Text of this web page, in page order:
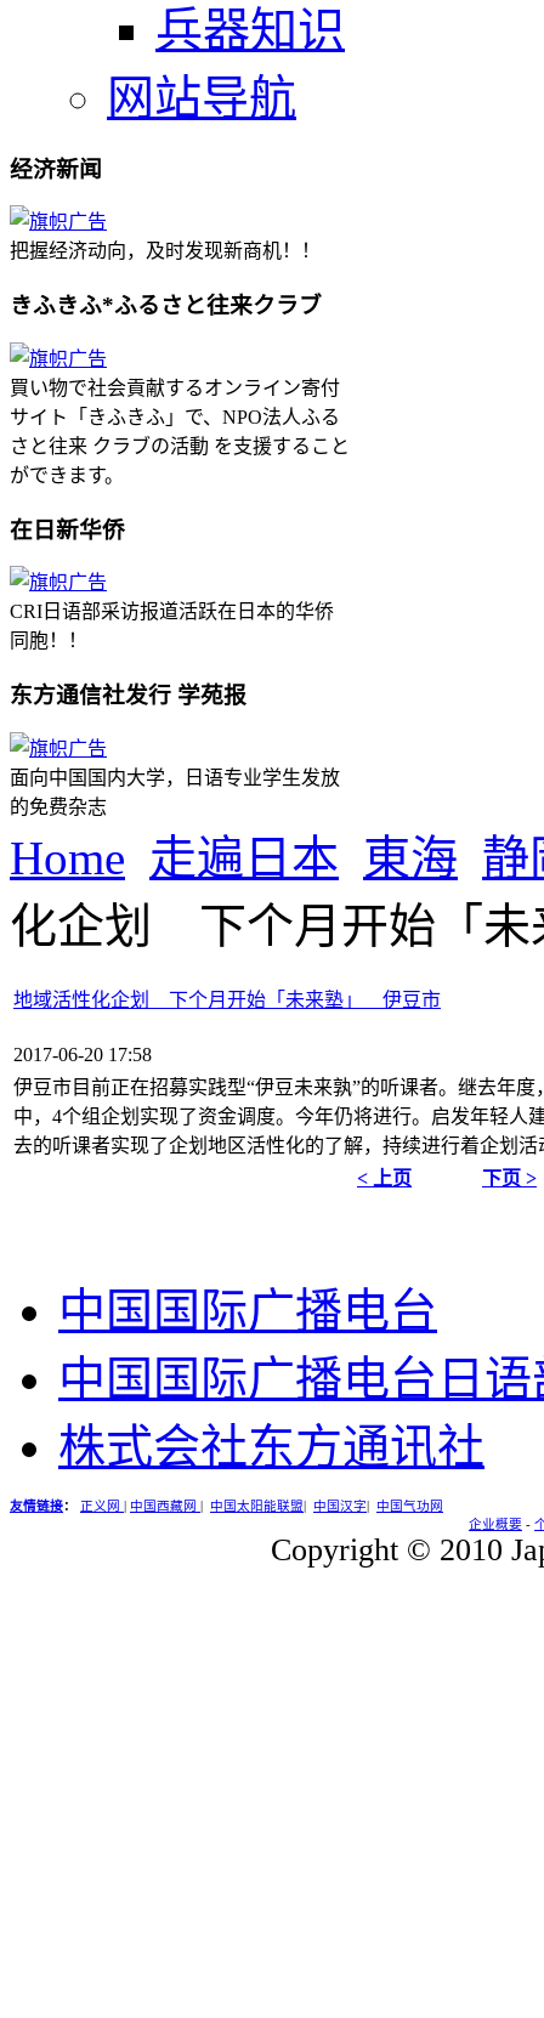
兵器知识
网站导航
经济新闻
把握经济动向，及时发现新商机！！
きふきふ*ふるさと往来クラブ
買い物で社会貢献するオンライン寄付
サイト「きふきふ」で、NPO法人ふる
さと往来 クラブの活動 を支援すること
ができます。
在日新华侨
CRI日语部采访报道活跃在日本的华侨
同胞！！
东方通信社发行 学苑报
面向中国国内大学，日语专业学生发放
的免费杂志
Home 走遍日本 東海 静
化企划 下个月开始「
地域活性化企划 下个月开始「未来塾」 伊豆市
2017-06-20 17:58
伊豆市目前正在招募实践型“伊豆未来孰”的听课者。继去年
中，4个组企划实现了资金调度。今年仍将进行。启发年轻人
去的听课者实现了企划地区活性化的了解，持续进行着企划活
< 上页
下页 >
中国国际广播电台
中国国际广播电台日语
株式会社东方通讯社
友情链接： 正义网 中国西藏网 中国太阳能联盟 中国汉字
中国气功网
企业概要 -
Copyright © 2010